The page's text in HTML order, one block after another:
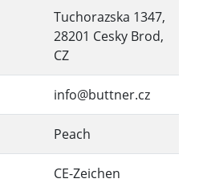
Tuchorazska 1347,
28201 Cesky Brod,
CZ
info@buttner.cz
Peach
CE-Zeichen